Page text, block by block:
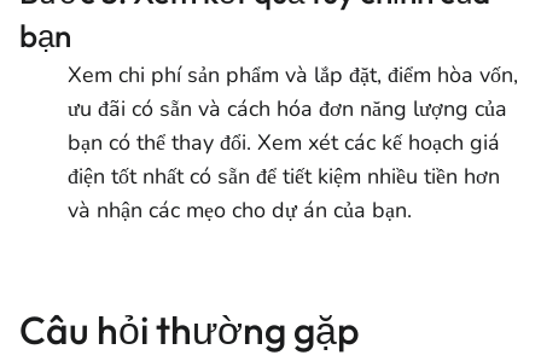
bạn
Xem chi phí sản phẩm và lắp đặt, điểm hòa vốn,
ưu đãi có sẵn và cách hóa đơn năng lượng của
bạn có thể thay đổi. Xem xét các kế hoạch giá
điện tốt nhất có sẵn để tiết kiệm nhiều tiền hơn
và nhận các mẹo cho dự án của bạn.
Câu hỏi thường gặp